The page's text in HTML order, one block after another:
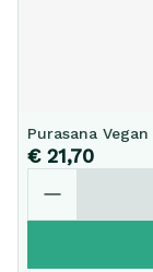
Purasana
€ 21,70